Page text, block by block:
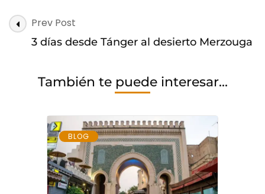
Post
Navigation
Prev Post
3 días desde Tánger al desierto Merzouga
También te puede interesar...
BLOG